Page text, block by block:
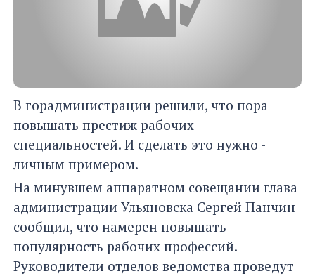
В горадминистрации решили, что пора
повышать престиж рабочих
специальностей. И сделать это нужно -
личным примером.
На минувшем аппаратном совещании глава
администрации Ульяновска Сергей Панчин
сообщил, что намерен повышать
популярность рабочих профессий.
Руководители отделов ведомства проведут